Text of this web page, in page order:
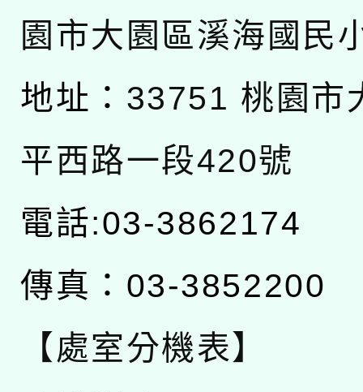
園市大園區溪海國民
地址： 33751 桃園市
平西路一段420號
電話:03-3862174
傳真：03-3852200
【處室分機表】